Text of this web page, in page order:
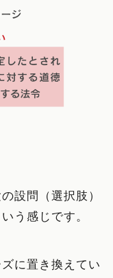
設問（選択肢）
いう感じです。
に置き換えてい